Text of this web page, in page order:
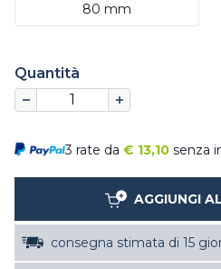
80 mm
Quantità
3 rate da € 13,10 senza
AGGIUNGI
consegna stimata di 15